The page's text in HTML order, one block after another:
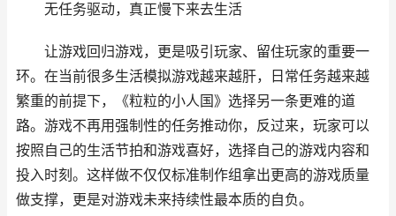
无任务驱动，真正慢下来去生活
让游戏回归游戏，更是吸引玩家、留住玩家的重要一
环。在当前很多生活模拟游戏越来越肝，日常任务越来越
繁重的前提下，《粒粒的小人国》选择另一条更难的道
路。游戏不再用强制性的任务推动你，反过来，玩家可以
按照自己的生活节拍和游戏喜好，选择自己的游戏内容和
投入时刻。这样做不仅仅标准制作组拿出更高的游戏质量
做支撑，更是对游戏未来持续性最本质的自负。